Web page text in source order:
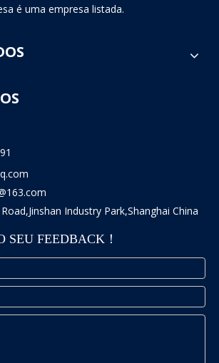
é uma empresa listada.
Industry Park,Shanghai China
SEU FEEDBACK！